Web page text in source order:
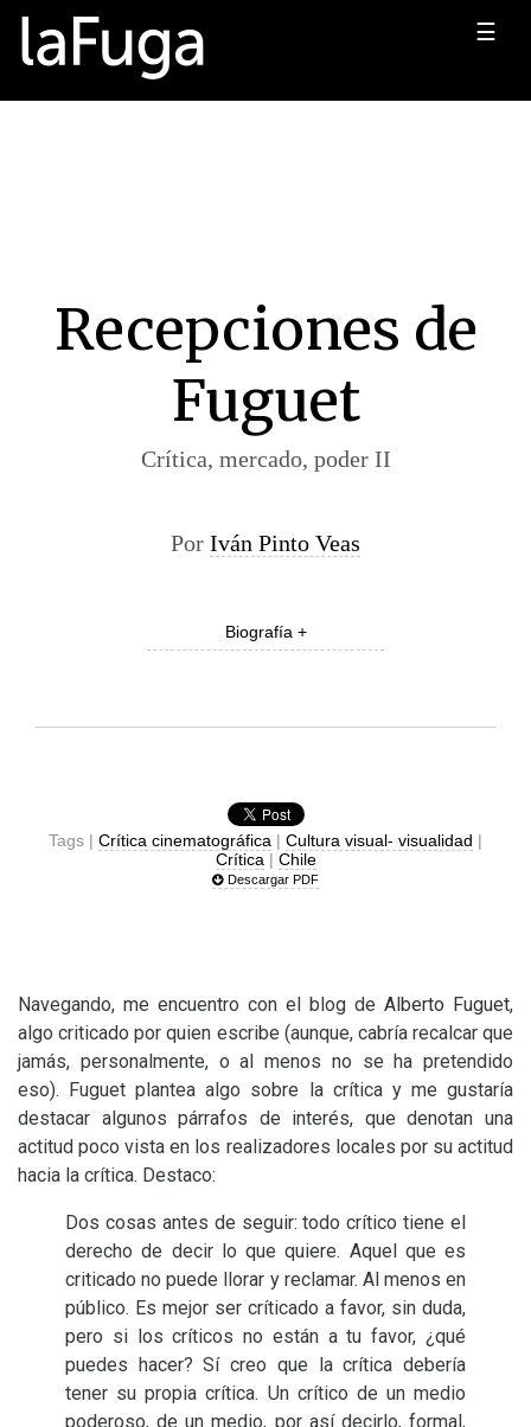
☰
Recepciones de
Fuguet
Crítica, mercado, poder II
Por Iván Pinto Veas
Biografía +
Tags | Crítica cinematográfica | Cultura visual- visualidad |
Crítica | Chile
Descargar PDF
Navegando, me encuentro con el blog de Alberto Fuguet,
algo criticado por quien escribe (aunque, cabría recalcar que
jamás, personalmente, o al menos no se ha pretendido
eso). Fuguet plantea algo sobre la crítica y me gustaría
destacar algunos párrafos de interés, que denotan una
actitud poco vista en los realizadores locales por su actitud
hacia la crítica. Destaco:
Dos cosas antes de seguir: todo crítico tiene el
derecho de decir lo que quiere. Aquel que es
criticado no puede llorar y reclamar. Al menos en
público. Es mejor ser críticado a favor, sin duda,
pero si los críticos no están a tu favor, ¿qué
puedes hacer? Sí creo que la crítica debería
tener su propia crítica. Un crítico de un medio
poderoso, de un medio, por así decirlo, formal,